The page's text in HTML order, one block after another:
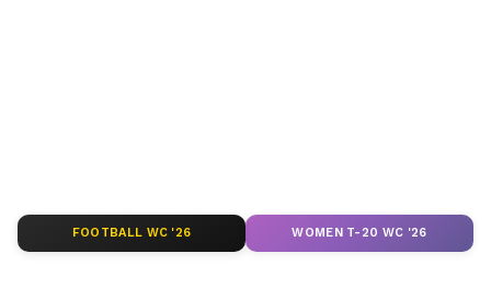
জ্যোতিষের খবর
FOOTBALL WC '26 WOMEN T-20 WC '26